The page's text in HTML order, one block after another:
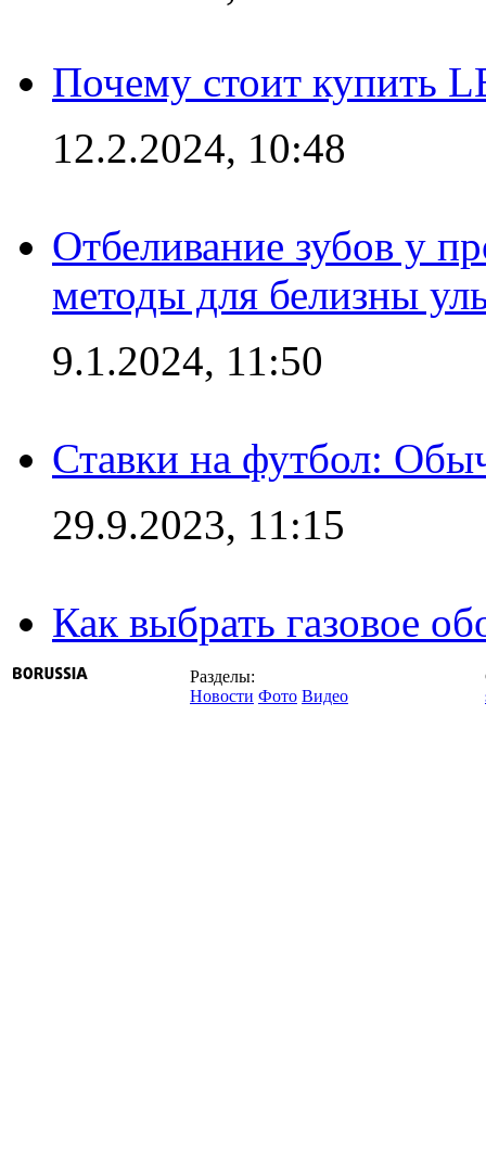
Почему стоит купить
12.2.2024, 10:48
Отбеливание зубов у
методы для белизны
9.1.2024, 11:50
Ставки на футбол:
29.9.2023, 11:15
Как выбрать газовое
Разделы:
Новости Фото Видео